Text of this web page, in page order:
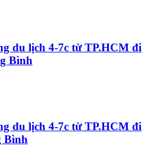
du lịch 4-7c từ TP.HCM đi
Bình
du lịch 4-7c từ TP.HCM đi
Bình